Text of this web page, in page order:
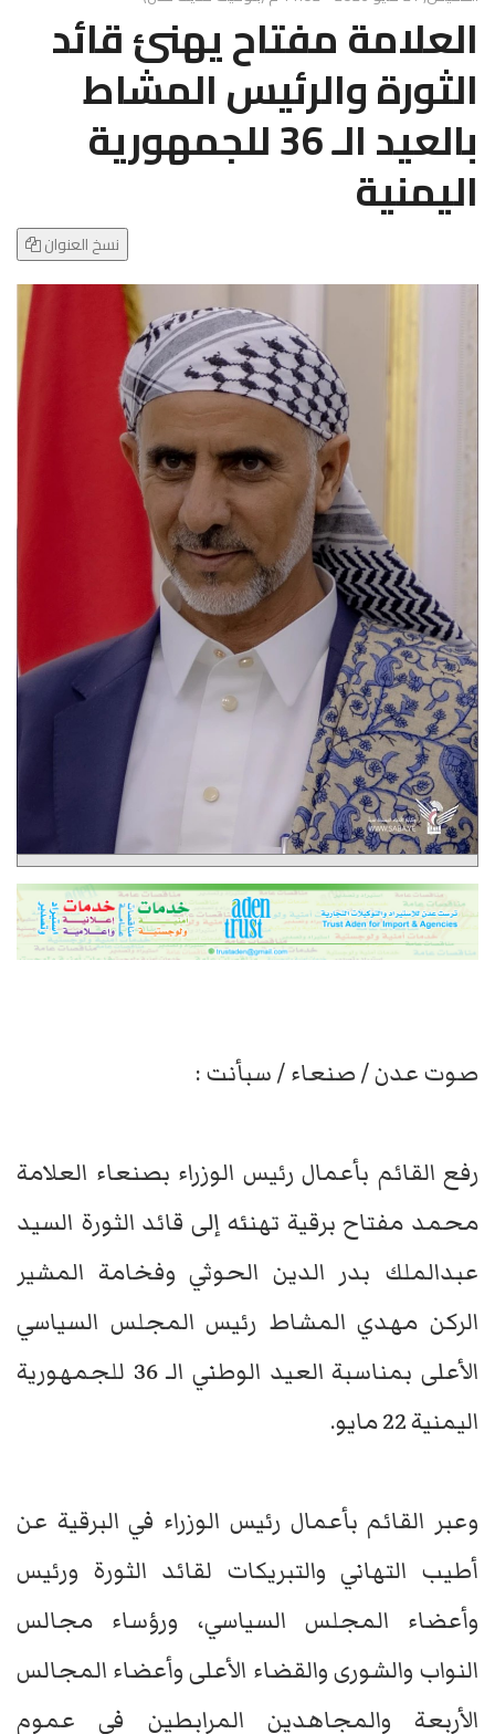
e
N
a
v
g
a
o
العلامة مفتاح يهنئ قائد
الثورة والرئيس المشاط
بالعيد الـ 36 للجمهورية
اليمنية
نسخ العنوان
صوت عدن / صنعاء / سبأنت :
رفع القائم بأعمال رئيس الوزراء بصنعاء العلامة
محمد مفتاح برقية تهنئه إلى قائد الثورة السيد
عبدالملك بدر الدين الحوثي وفخامة المشير
الركن مهدي المشاط رئيس المجلس السياسي
الأعلى بمناسبة العيد الوطني الـ 36 للجمهورية
اليمنية 22 مايو.
وعبر القائم بأعمال رئيس الوزراء في البرقية عن
أطيب التهاني والتبريكات لقائد الثورة ورئيس
وأعضاء المجلس السياسي، ورؤساء مجالس
النواب والشورى والقضاء الأعلى وأعضاء المجالس
الأربعة والمجاهدين المرابطين في عموم